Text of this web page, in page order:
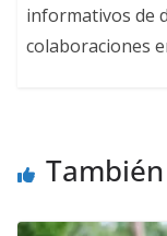
informativos de
colaboraciones